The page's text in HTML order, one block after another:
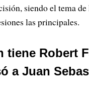
siendo el tema
las principales.
tiene Robert
a Juan